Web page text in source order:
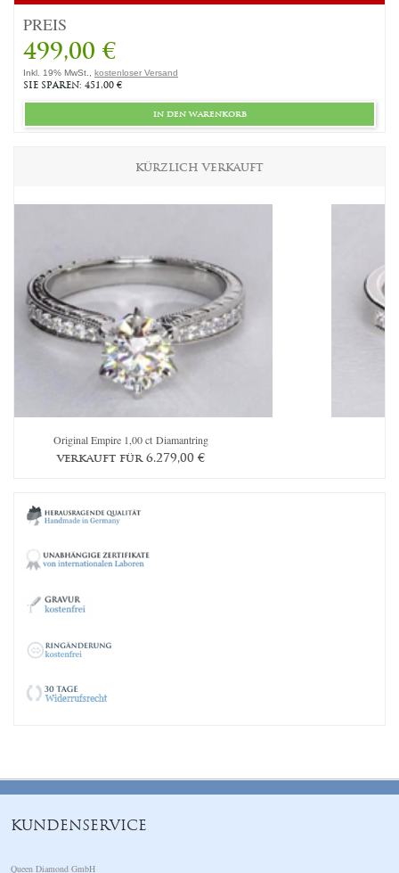
PREIS
499,00 €
Inkl. 19% MwSt., kostenloser Versand
SIE SPAREN: 451,00 €
in den warenkorb
KÜRZLICH VERKAUFT
Original Empire 1,00 ct Diamantring
verkauft für6.279,00€
KUNDENSERVICE
Queen Diamond GmbH